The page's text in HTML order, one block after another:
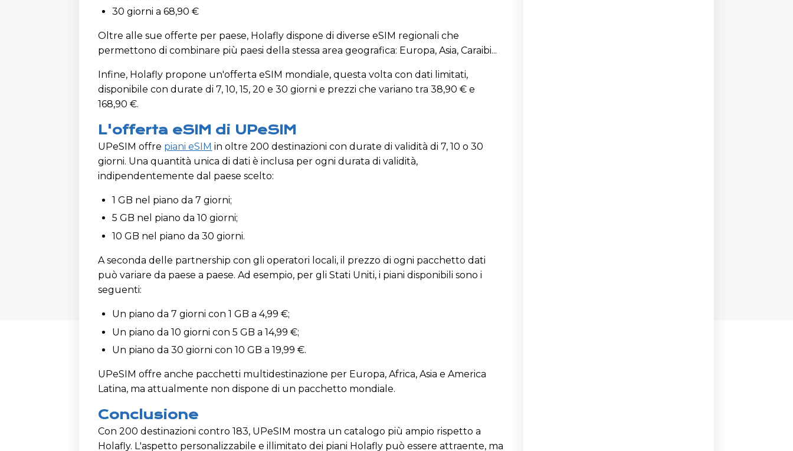
30 giorni a 68,90 €
Oltre alle sue offerte per paese, Holafly dispone di diverse eSIM regionali che
permettono di combinare più paesi della stessa area geografica: Europa, Asia, Caraibi...
Infine, Holafly propone un'offerta eSIM mondiale, questa volta con dati limitati,
disponibile con durate di 7, 10, 15, 20 e 30 giorni e prezzi che variano tra 38,90 € e
168,90 €.
L'offerta eSIM di UPeSIM
UPeSIM offre piani eSIM in oltre 200 destinazioni con durate di validità di 7, 10 o 30
giorni. Una quantità unica di dati è inclusa per ogni durata di validità,
indipendentemente dal paese scelto:
1 GB nel piano da 7 giorni;
5 GB nel piano da 10 giorni;
10 GB nel piano da 30 giorni.
A seconda delle partnership con gli operatori locali, il prezzo di ogni pacchetto dati
può variare da paese a paese. Ad esempio, per gli Stati Uniti, i piani disponibili sono i
seguenti:
Un piano da 7 giorni con 1 GB a 4,99 €;
Un piano da 10 giorni con 5 GB a 14,99 €;
Un piano da 30 giorni con 10 GB a 19,99 €.
UPeSIM offre anche pacchetti multidestinazione per Europa, Africa, Asia e America
Latina, ma attualmente non dispone di un pacchetto mondiale.
Conclusione
Con 200 destinazioni contro 183, UPeSIM mostra un catalogo più ampio rispetto a
Holafly. L'aspetto personalizzabile e illimitato dei piani Holafly può essere attraente, ma